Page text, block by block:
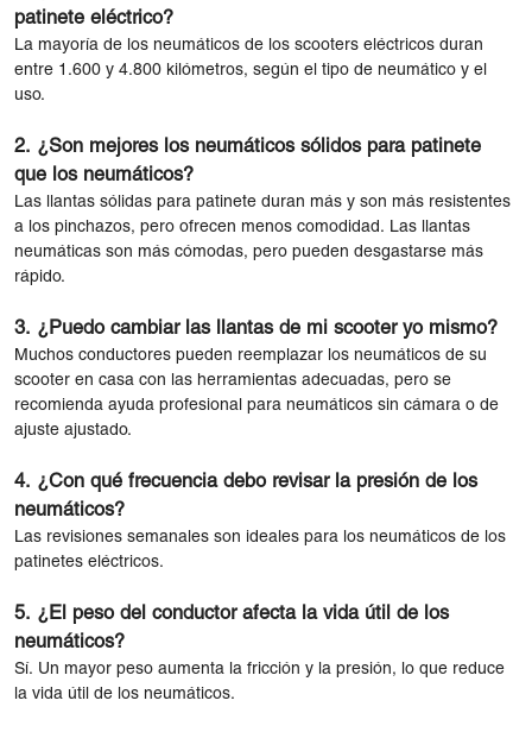
patinete eléctrico?
La mayoría de los neumáticos de los scooters eléctricos duran
entre 1.600 y 4.800 kilómetros, según el tipo de neumático y el
uso.
2. ¿Son mejores los neumáticos sólidos para patinete
que los neumáticos?
Las llantas sólidas para patinete duran más y son más resistentes
a los pinchazos, pero ofrecen menos comodidad. Las llantas
neumáticas son más cómodas, pero pueden desgastarse más
rápido.
3. ¿Puedo cambiar las llantas de mi scooter yo mismo?
Muchos conductores pueden reemplazar los neumáticos de su
scooter en casa con las herramientas adecuadas, pero se
recomienda ayuda profesional para neumáticos sin cámara o de
ajuste ajustado.
4. ¿Con qué frecuencia debo revisar la presión de los
neumáticos?
Las revisiones semanales son ideales para los neumáticos de los
patinetes eléctricos.
5. ¿El peso del conductor afecta la vida útil de los
neumáticos?
Sí. Un mayor peso aumenta la fricción y la presión, lo que reduce
la vida útil de los neumáticos.